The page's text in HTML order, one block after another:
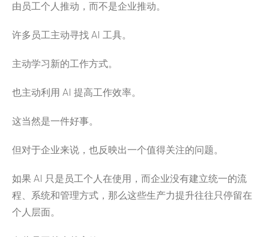
由员工个人推动，而不是企业推动。
许多员工主动寻找 AI 工具。
主动学习新的工作方式。
也主动利用 AI 提高工作效率。
这当然是一件好事。
但对于企业来说，也反映出一个值得关注的问题。
如果 AI 只是员工个人在使用，而企业没有建立统一的流
程、系统和管理方式，那么这些生产力提升往往只停留在
个人层面。